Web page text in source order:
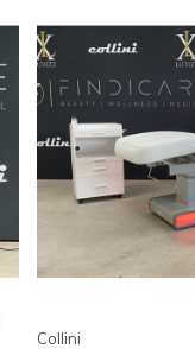
Collini